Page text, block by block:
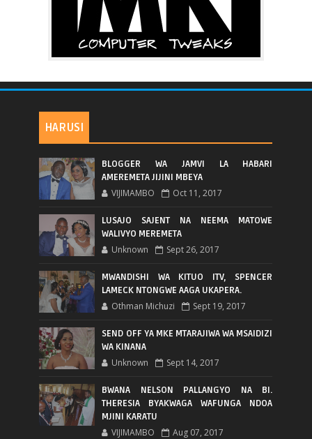
HARUSI
BLOGGER WA JAMVI LA HABARI
AMEREMETA JIJINI MBEYA
VIJIMAMBO Oct 11, 2017
LUSAJO SAJENT NA NEEMA MATOWE
WALIVYO MEREMETA
Unknown Sept 26, 2017
MWANDISHI WA KITUO ITV, SPENCER
LAMECK NTONGWE AAGA UKAPERA.
Othman Michuzi Sept 19, 2017
SEND OFF YA MKE MTARAJIWA WA MSAIDIZI
WA KINANA
Unknown Sept 14, 2017
BWANA NELSON PALLANGYO NA BI.
THERESIA BYAKWAGA WAFUNGA NDOA
MJINI KARATU
VIJIMAMBO Aug 07, 2017